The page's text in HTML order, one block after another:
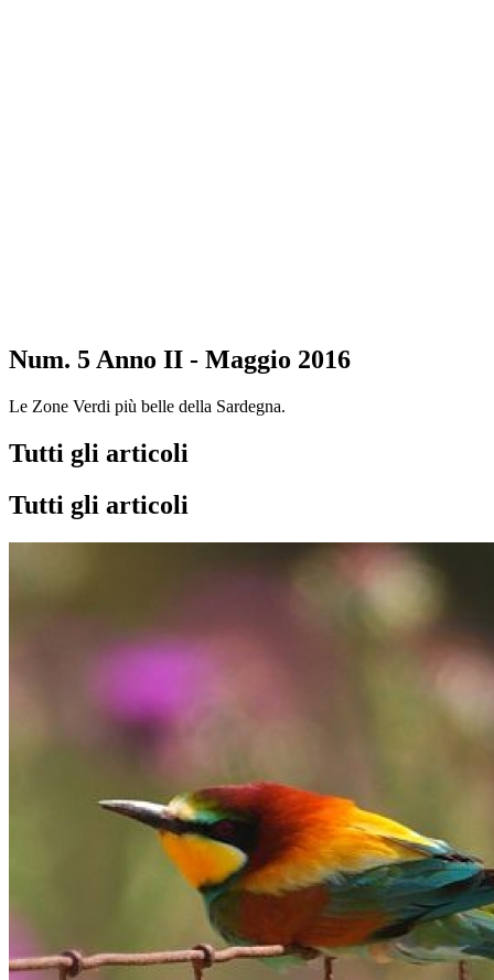
Num. 5 Anno II - Maggio 2016
Le Zone Verdi più belle della Sardegna.
Tutti gli articoli
Tutti gli articoli